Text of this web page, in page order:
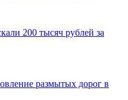
200 тысяч рублей за
размытых дорог в